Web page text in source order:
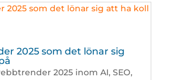
2025 som det lönar sig
2025 inom AI, SEO,